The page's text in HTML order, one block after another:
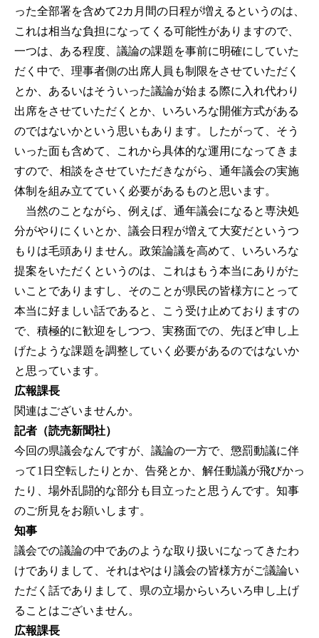
った全部署を含めて2カ月間の日程が増えるというのは、
これは相当な負担になってくる可能性がありますので、
一つは、ある程度、議論の課題を事前に明確にしていた
だく中で、理事者側の出席人員も制限をさせていただく
とか、あるいはそういった議論が始まる際に入れ代わり
出席をさせていただくとか、いろいろな開催方式がある
のではないかという思いもあります。したがって、そう
いった面も含めて、これから具体的な運用になってきま
すので、相談をさせていただきながら、通年議会の実施
体制を組み立てていく必要があるものと思います。
当然のことながら、例えば、通年議会になると専決処
分がやりにくいとか、議会日程が増えて大変だというつ
もりは毛頭ありません。政策論議を高めて、いろいろな
提案をいただくというのは、これはもう本当にありがた
いことでありますし、そのことが県民の皆様方にとって
本当に好ましい話であると、こう受け止めておりますの
で、積極的に歓迎をしつつ、実務面での、先ほど申し上
げたような課題を調整していく必要があるのではないか
と思っています。
広報課長
関連はございませんか。
記者（読売新聞社）
今回の県議会なんですが、議論の一方で、懲罰動議に伴
って1日空転したりとか、告発とか、解任動議が飛びかっ
たり、場外乱闘的な部分も目立ったと思うんです。知事
のご所見をお願いします。
知事
議会での議論の中であのような取り扱いになってきたわ
けでありまして、それはやはり議会の皆様方がご議論い
ただく話でありまして、県の立場からいろいろ申し上げ
ることはございません。
広報課長